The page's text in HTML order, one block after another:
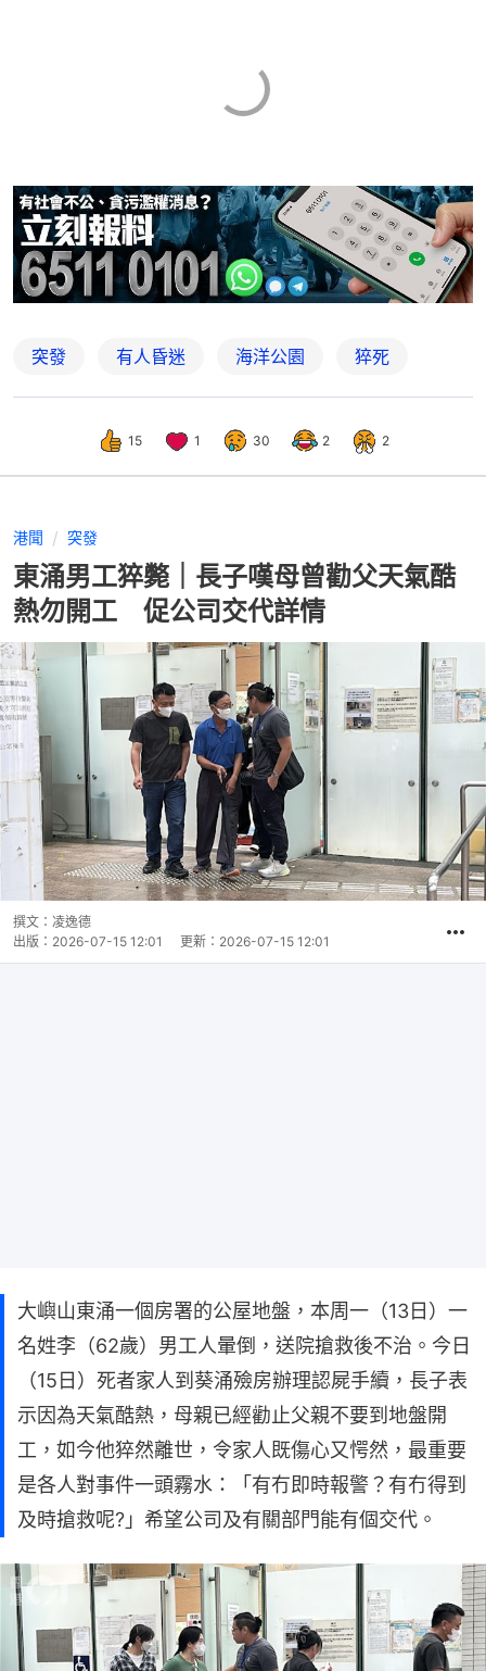
突發 有人昏迷 海洋公園 猝死
15 1 30 2 2
港聞 突發
東涌男工猝斃｜長子嘆母曾勸父天氣酷
熱勿開工 促公司交代詳情
撰文： 凌逸德
出版： 2026-07-15 12:01 更新： 2026-07-15 12:01
大嶼山東涌一個房署的公屋地盤，本周一（13日）一
名姓李（62歲）男工人暈倒，送院搶救後不治。今日
（15日）死者家人到葵涌殮房辦理認屍手續，長子表
示因為天氣酷熱，母親已經勸止父親不要到地盤開
工，如今他猝然離世，令家人既傷心又愕然，最重要
是各人對事件一頭霧水：「有冇即時報警？有冇得到
及時搶救呢?」希望公司及有關部門能有個交代。